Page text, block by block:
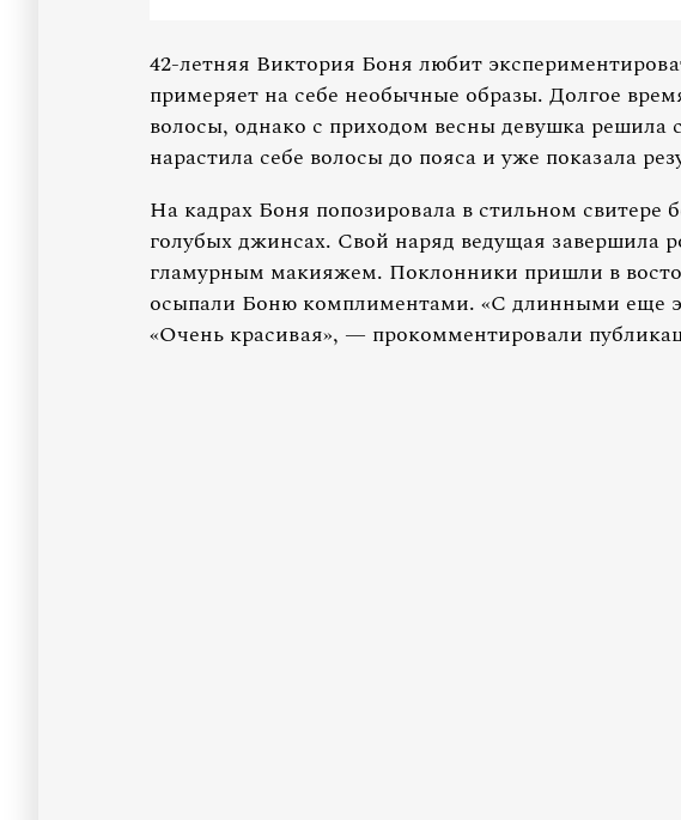
42-летняя Виктория Боня любит
примеряет на себе необычные образы. Долгое
волосы, однако с приходом весны девушка решила
нарастила себе волосы до пояса и уже показала
На кадрах Боня попозировала в стильном свитере
голубых джинсах. Свой наряд ведущая
гламурным макияжем. Поклонники пришли в
осыпали Боню комплиментами. «С длинными еще
«Очень красивая», — прокомментировали